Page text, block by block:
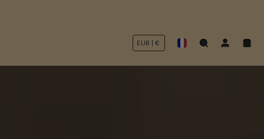
Recherche
Mon